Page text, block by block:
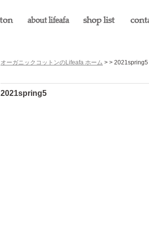
オーガニックコットンのLifeafa ホーム > > 2021spring5
2021spring5